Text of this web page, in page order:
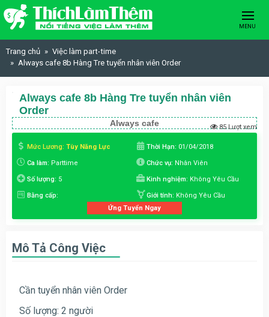
Skip to content
MENU
Trang chủ
Việc làm part-time
Always cafe 8b Hàng Tre tuyển nhân viên Order
Always cafe 8b Hàng Tre tuyển nhân viên
Order
Always cafe 85 Lượt xem
Mức Lương: Tùy Năng Lực Thời Hạn: 01/04/2018
Ca làm: Parttime Chức vụ: Nhân Viên
Số lượng: 5 Kinh nghiệm: Không Yêu Cầu
Bằng cấp: Giới tính: Không Yêu Cầu
Ứng Tuyển Ngay
Mô Tả Công Việc
Cần tuyển nhân viên Order
Số lượng: 2 người